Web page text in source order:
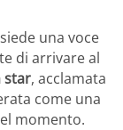
una voce
di arrivare al
star, acclamata
come una
momento.